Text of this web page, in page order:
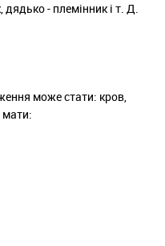
- племінник і т. Д.
може стати: кров,
мати: